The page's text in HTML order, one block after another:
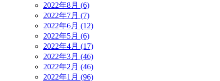
2022年8月 (6)
2022年7月 (7)
2022年6月 (12)
2022年5月 (6)
2022年4月 (17)
2022年3月 (46)
2022年2月 (46)
2022年1月 (96)